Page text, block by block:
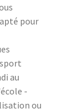
pour
au
-
ou